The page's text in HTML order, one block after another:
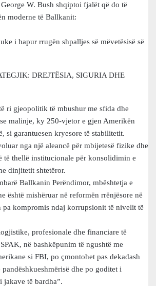
W. Bush shqiptoi fjalët që do të
moderne të Ballkanit:
i hapur rrugën shpalljes së mëvetësisë së
DREJTËSIA, SIGURIA DHE
ri gjeopolitik të mbushur me sfida dhe
malinje, ky 250-vjetor e gjen Amerikën
si garantuesen kryesore të stabilitetit.
nga një aleancë për mbijetesë fizike dhe
të thellë institucionale për konsolidimin e
dinjitetit shtetëror.
Ballkanin Perëndimor, mbështetja e
është mishëruar në reformën rrënjësore në
pa kompromis ndaj korrupsionit të nivelit të
profesionale dhe financiare të
në bashkëpunim të ngushtë me
si FBI, po çmontohet pas dekadash
dhe po goditet i
të bardha”.